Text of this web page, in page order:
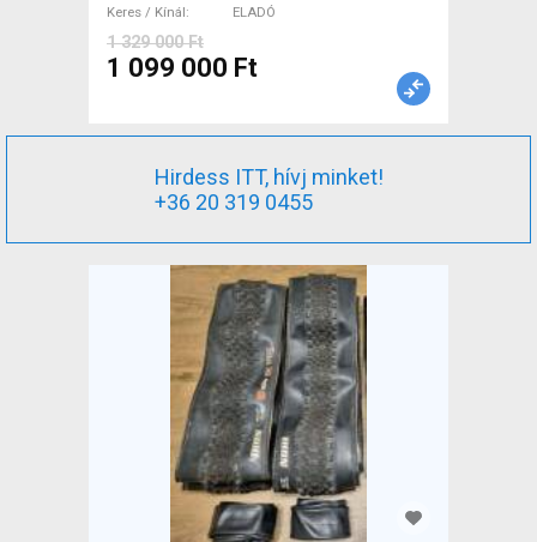
Keres / Kínál
ELADÓ
1 329 000 Ft
1 099 000 Ft
Hirdess ITT, hívj minket!
+36 20 319 0455